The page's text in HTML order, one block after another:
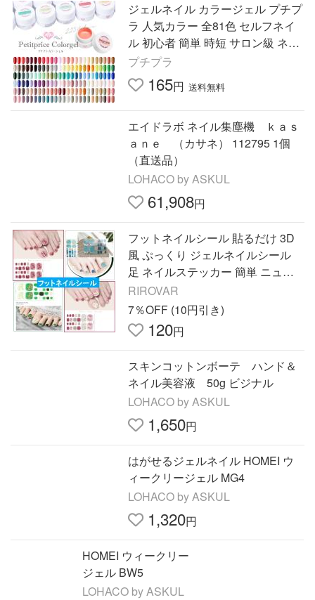
ジェルネイル カラージェル プチプ
ラ 人気カラー 全81色 セルフネイ
ル 初心者 簡単 時短 サロン級 ネイ
ル 大人可愛い くすみカラー トレ
ンド 秋冬 3g 超PayPay祭
プチプラ
165円 送料無料
エイドラボ ネイル集塵機 ｋａｓ
ａｎｅ （カサネ） 112795 1個
（直送品）
LOHACO by ASKUL
61,908円
フットネイルシール 貼るだけ 3D
風 ぷっくり ジェルネイルシール
足 ネイルステッカー 簡単 ニュア
ンス 韓国 qyj21
RIROVAR
7％OFF (10円引き)
120円
スキンコットンボーテ ハンド＆
ネイル美容液 50g ビジナル
LOHACO by ASKUL
1,650円
はがせるジェルネイル HOMEI ウ
ィークリージェル MG4
LOHACO by ASKUL
1,320円
HOMEI ウィークリー
ジェル BW5
LOHACO by ASKUL